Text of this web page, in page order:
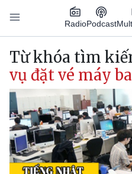
Nhảy đến nội dung
RadioPodcast
Main navigation
Từ khóa tìm
vụ đặt vé máy